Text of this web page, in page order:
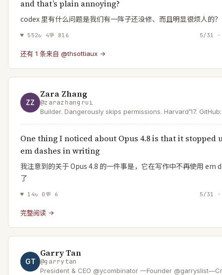
and that’s plain annoying?
codex 里有什么问题是我们有一阵子还没修、而且明显很烦人的？
♥ 552↻ 4💬 816 5/31
还有 1 条来自 @thsottiaux →
ZZ
Zara Zhang
@zarazhangrui
Builder. Dangerously skips permissions. Harvard’17. GitHub:
One thing I noticed about Opus 4.8 is that it stopped
em dashes in writing
我注意到的关于 Opus 4.8 的一件事是，它在写作中不再使用 em
了
♥ 14↻ 0 💬 6 5/31
完整阅读 →
GT
Garry Tan
@garrytan
President & CEO @ycombinator —Founder